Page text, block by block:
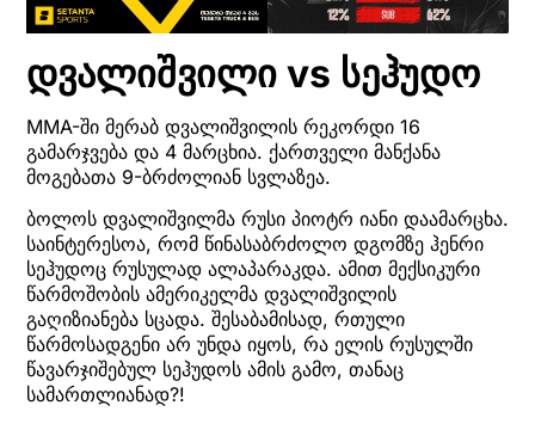
დვალიშვილი vs სეჰუდო
MMA-ში მერაბ დვალიშვილის რეკორდი 16
გამარჯვება და 4 მარცხია. ქართველი მანქანა
მოგებათა 9-ბრძოლიან სვლაზეა.
ბოლოს დვალიშვილმა რუსი პიოტრ იანი დაამარცხა.
საინტერესოა, რომ წინასაბრძოლო დგომზე ჰენრი
სეჰუდოც რუსულად ალაპარაკდა. ამით მექსიკური
წარმოშობის ამერიკელმა დვალიშვილის
გაღიზიანება სცადა. შესაბამისად, რთული
წარმოსადგენი არ უნდა იყოს, რა ელის რუსულში
წავარჯიშებულ სეჰუდოს ამის გამო, თანაც
სამართლიანად?!